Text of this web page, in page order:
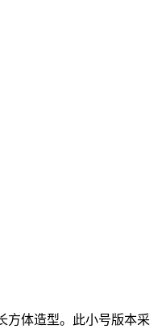
方体造型。此小号版本采